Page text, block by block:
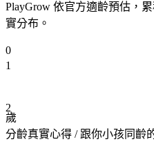
PlayGrow 依官方適齡預估，
實分布。
0
1
2
歲
分齡真實心得 / 跟你小孩同齡